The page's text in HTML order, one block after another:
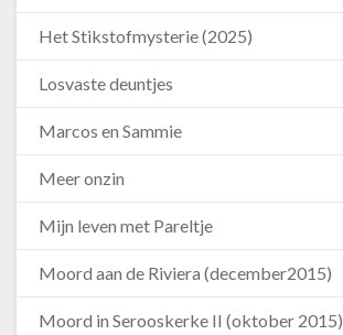
Het Stikstofmysterie (2025)
Losvaste deuntjes
Marcos en Sammie
Meer onzin
Mijn leven met Pareltje
Moord aan de Riviera (december2015)
Moord in Serooskerke II (oktober 2015)